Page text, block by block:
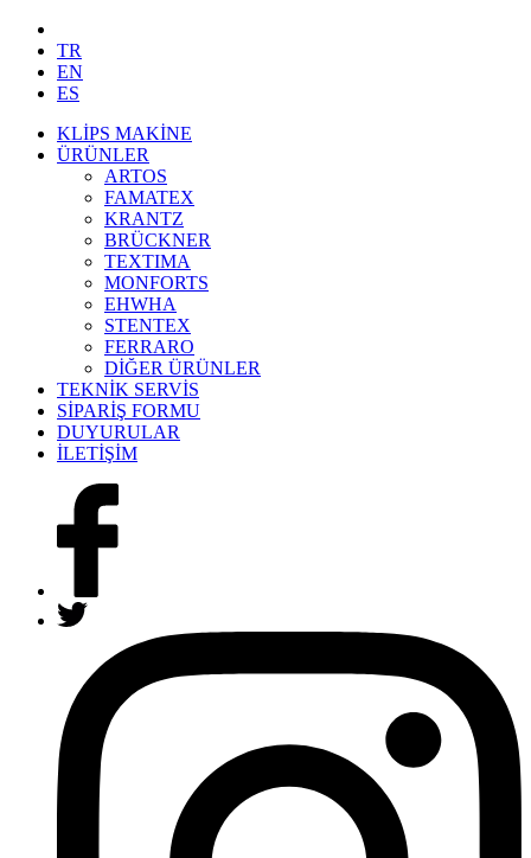
TR
EN
ES
KLİPS MAKİNE
ÜRÜNLER
ARTOS
FAMATEX
KRANTZ
BRÜCKNER
TEXTIMA
MONFORTS
EHWHA
STENTEX
FERRARO
DİĞER ÜRÜNLER
TEKNİK SERVİS
SİPARİŞ FORMU
DUYURULAR
İLETİŞİM